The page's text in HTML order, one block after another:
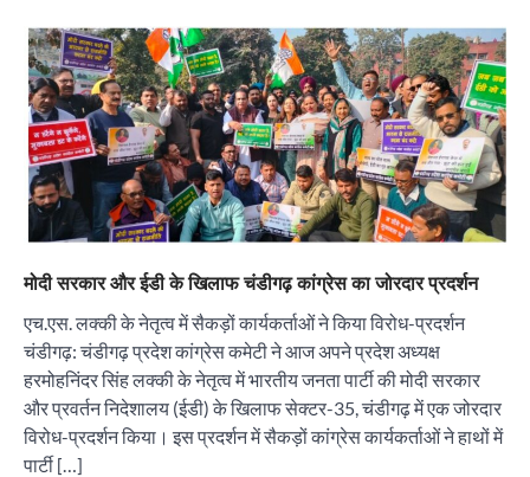
मोदी सरकार और ईडी के खिलाफ चंडीगढ़ कांग्रेस का जोरदार प्रदर्शन
एच.एस. लक्की के नेतृत्व में सैकड़ों कार्यकर्ताओं ने किया विरोध-प्रदर्शन
चंडीगढ़: चंडीगढ़ प्रदेश कांग्रेस कमेटी ने आज अपने प्रदेश अध्यक्ष
हरमोहनिंदर सिंह लक्की के नेतृत्व में भारतीय जनता पार्टी की मोदी सरकार
और प्रवर्तन निदेशालय (ईडी) के खिलाफ सेक्टर-35, चंडीगढ़ में एक जोरदार
विरोध-प्रदर्शन किया। इस प्रदर्शन में सैकड़ों कांग्रेस कार्यकर्ताओं ने हाथों में
पार्टी […]